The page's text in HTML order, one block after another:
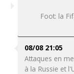
Foot: la
08/08 21:05
Attaques en
à la Russie et